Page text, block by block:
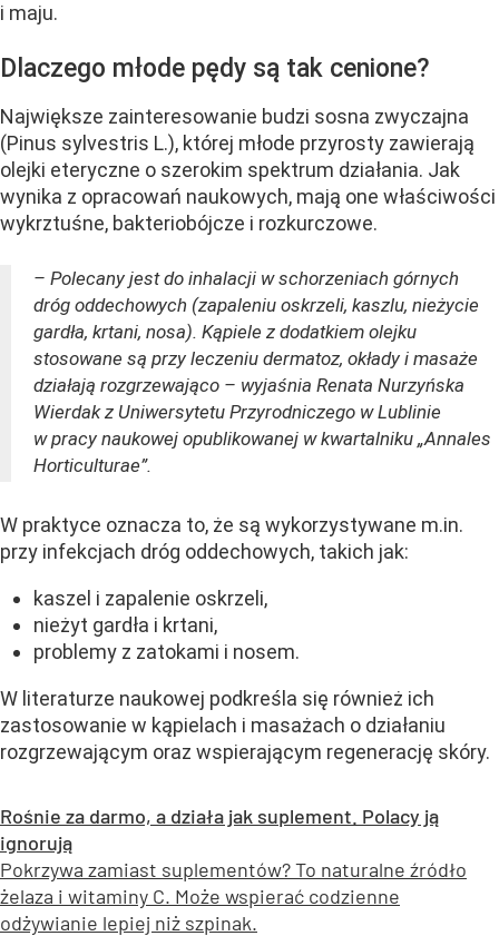
i maju.
Dlaczego młode pędy są tak cenione?
Największe zainteresowanie budzi sosna zwyczajna
(Pinus sylvestris L.), której młode przyrosty zawierają
olejki eteryczne o szerokim spektrum działania. Jak
wynika z opracowań naukowych, mają one właściwości
wykrztuśne, bakteriobójcze i rozkurczowe.
– Polecany jest do inhalacji w schorzeniach górnych
dróg oddechowych (zapaleniu oskrzeli, kaszlu, nieżycie
gardła, krtani, nosa). Kąpiele z dodatkiem olejku
stosowane są przy leczeniu dermatoz, okłady i masaże
działają rozgrzewająco – wyjaśnia Renata Nurzyńska
Wierdak z Uniwersytetu Przyrodniczego w Lublinie
w pracy naukowej opublikowanej w kwartalniku „Annales
Horticulturae”.
W praktyce oznacza to, że są wykorzystywane m.in.
przy infekcjach dróg oddechowych, takich jak:
kaszel i zapalenie oskrzeli,
nieżyt gardła i krtani,
problemy z zatokami i nosem.
W literaturze naukowej podkreśla się również ich
zastosowanie w kąpielach i masażach o działaniu
rozgrzewającym oraz wspierającym regenerację skóry.
Rośnie za darmo, a działa jak suplement. Polacy ją
ignorują
Pokrzywa zamiast suplementów? To naturalne źródło
żelaza i witaminy C. Może wspierać codzienne
odżywianie lepiej niż szpinak.